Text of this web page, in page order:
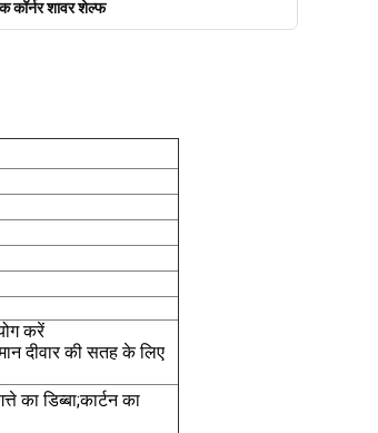
कॉर्नर शावर शेल्फ
करें
दीवार की सतह के लिए
डिब्बा;कार्टन का